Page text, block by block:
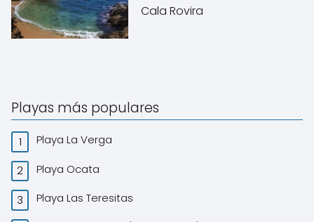
Cala Rovira
Playas más populares
Playa La Verga
Playa Ocata
Playa Las Teresitas